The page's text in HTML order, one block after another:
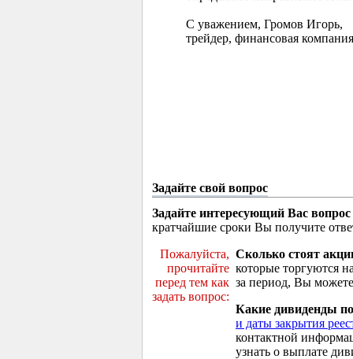
С уважением, Громов Игорь,
трейдер, финансовая
Задайте свой вопрос
Задайте интересующий Вас вопрос
кратчайшие сроки Вы получите
Пожалуйста,
прочитайте
перед тем как
задать вопрос:
Сколько стоят
которые торгуются
за период, Вы
Какие дивиденды
и даты закрытия
контактной
узнать о выплате